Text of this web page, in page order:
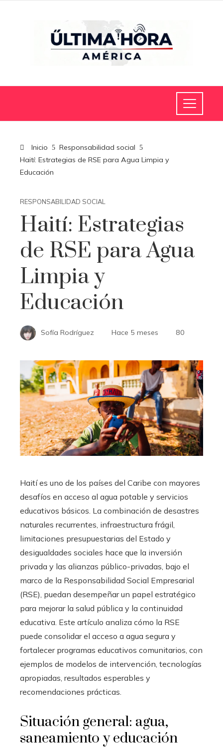
Inicio
Responsabilidad social
Haití: Estrategias de RSE para Agua Limpia y
Educación
RESPONSABILIDAD SOCIAL
Haití: Estrategias
de RSE para Agua
Limpia y
Educación
Sofía Rodríguez Hace 5 meses 80
Haití es uno de los países del Caribe con mayores
desafíos en acceso al agua potable y servicios
educativos básicos. La combinación de desastres
naturales recurrentes, infraestructura frágil,
limitaciones presupuestarias del Estado y
desigualdades sociales hace que la inversión
privada y las alianzas público-privadas, bajo el
marco de la Responsabilidad Social Empresarial
(RSE), puedan desempeñar un papel estratégico
para mejorar la salud pública y la continuidad
educativa. Este artículo analiza cómo la RSE
puede consolidar el acceso a agua segura y
fortalecer programas educativos comunitarios, con
ejemplos de modelos de intervención, tecnologías
apropiadas, resultados esperables y
recomendaciones prácticas.
Situación general: agua,
saneamiento y educación